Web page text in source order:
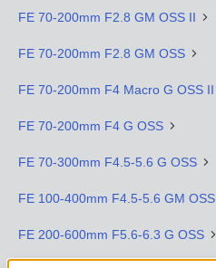
FE 70-200mm F2.8 GM OSS II
FE 70-200mm F2.8 GM OSS
FE 70-200mm F4 Macro G OSS II
FE 70-200mm F4 G OSS
FE 70-300mm F4.5-5.6 G OSS
FE 100-400mm F4.5-5.6 GM OSS
FE 200-600mm F5.6-6.3 G OSS